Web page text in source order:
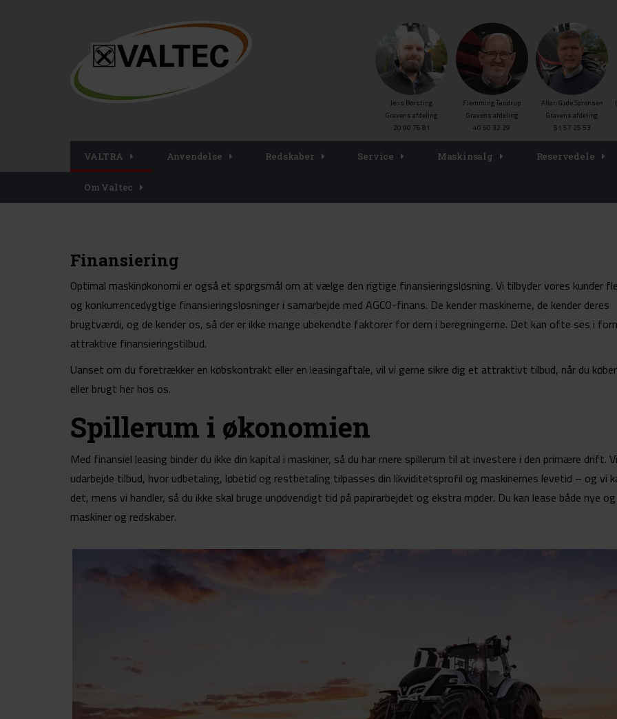
Jens Børsting
Gravens afdeling
20 90 76 81
Flemming Tandrup
Gravens afdeling
40 50 32 29
Allan Gade Sørensen
Gravens afdeling
51 57 25 53
VALTRA Anvendelse Redskaber Service Maskinsalg Reservedele
Om Valtec
Finansiering
Optimal maskinøkonomi er også et spørgsmål om at vælge den rigtige finansieringsløsning. Vi tilbyder vores kunder
og konkurrencedygtige finansieringsløsninger i samarbejde med AGCO-finans. De kender maskinerne, de kender deres
brugtværdi, og de kender os, så der er ikke mange ubekendte faktorer for dem i beregningerne. Det kan ofte ses i
attraktive finansieringstilbud.
Uanset om du foretrækker en købskontrakt eller en leasingaftale, vil vi gerne sikre dig et attraktivt tilbud, når du
eller brugt her hos os.
Spillerum i økonomien
Med finansiel leasing binder du ikke din kapital i maskiner, så du har mere spillerum til at investere i den primære drift.
udarbejde tilbud, hvor udbetaling, løbetid og restbetaling tilpasses din likviditetsprofil og maskinernes levetid – og vi
det, mens vi handler, så du ikke skal bruge unødvendigt tid på papirarbejdet og ekstra møder. Du kan lease både nye
maskiner og redskaber.